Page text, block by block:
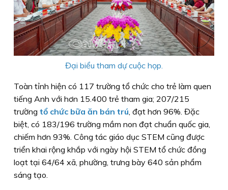
Đại biểu tham dự cuộc họp.
Toàn tỉnh hiện có 117 trường tổ chức cho trẻ làm quen
tiếng Anh với hơn 15.400 trẻ tham gia; 207/215
trường tổ chức bữa ăn bán trú, đạt hơn 96%. Đặc
biệt, có 183/196 trường mầm non đạt chuẩn quốc gia,
chiếm hơn 93%. Công tác giáo dục STEM cũng được
triển khai rộng khắp với ngày hội STEM tổ chức đồng
loạt tại 64/64 xã, phường, trưng bày 640 sản phẩm
sáng tạo.